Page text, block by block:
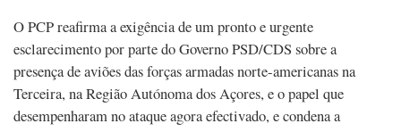
O PCP reafirma a exigência de um pronto e urgente
esclarecimento por parte do Governo PSD/CDS sobre a
presença de aviões das forças armadas norte-americanas na
Terceira, na Região Autónoma dos Açores, e o papel que
desempenharam no ataque agora efectivado, e condena a